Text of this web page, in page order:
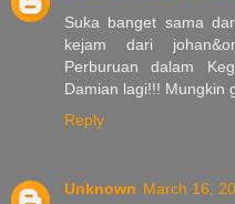
Suka banget sama
kejam dari
Perburuan dalam
Damian lagi!!! Mungkin
Reply
Unknown March 16,